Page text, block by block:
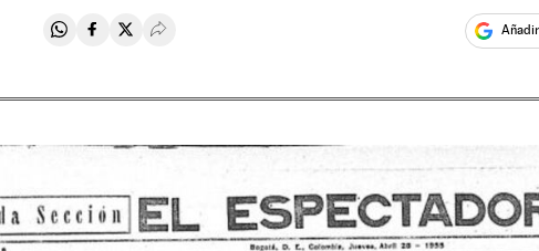
Compartir en Whatsapp
Compartir en Facebook
Compartir en Twitter
Desplegar Redes Sociales